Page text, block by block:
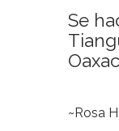
Se
~Rosa